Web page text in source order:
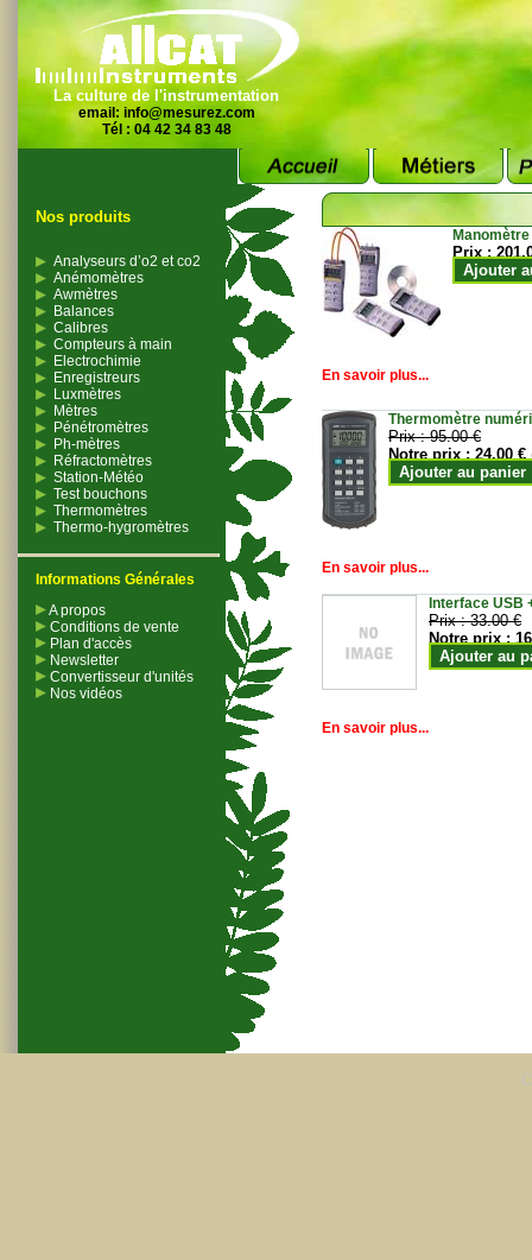
La culture de l'instrumentation
email: info@mesurez.com
Tél : 04 42 34 83 48
Nos produits
Analyseurs d’o2 et co2
Anémomètres
Awmètres
Balances
Calibres
Compteurs à main
Electrochimie
Enregistreurs
Luxmètres
Mètres
Pénétromètres
Ph-mètres
Réfractomètres
Station-Météo
Test bouchons
Thermomètres
Thermo-hygromètres
Informations Générales
A propos
Conditions de vente
Plan d'accès
Newsletter
Convertisseur d'unités
Nos vidéos
Prix :
Ajouter
En savoir plus...
Thermomètre
Prix :95.00 €
Notre prix :24.00 €
Ajouter au panier
En savoir plus...
Interface USB
Prix :33.00 €
Notre prix :
Ajouter au
En savoir plus...